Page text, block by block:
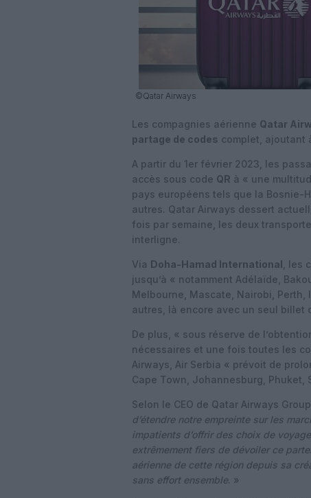
©Qatar Airways
Les compagnies aérienne Qatar
partage de codes complet, ajoutant
A partir du 1er février 2023, les
accès sous code QR à « une
pays européens tels que la Bosnie-
autres. Qatar Airways dessert
fois par semaine, les deux
interligne.
Via Doha-Hamad International , les
jusqu’à « notamment Adélaïde,
Melbourne, Mascate, Nairobi,
autres, là encore avec un seul billet
De plus, « sous réserve de
nécessaires et une fois toutes les
Airways, Air Serbia « prévoit de
Cape Town, Johannesburg, Phuket,
Selon le CEO de Qatar Airways
d’étendre notre empreinte sur les
impatients d’offrir des choix de
extrêmement fiers de dévoiler ce
aérienne de cette région depuis sa
sans effort ensemble. »